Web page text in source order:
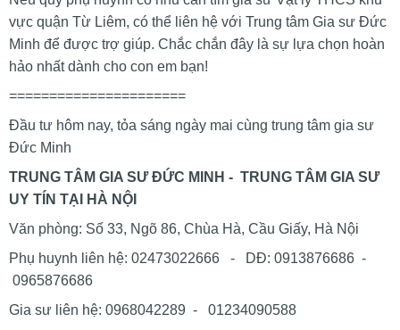
vực quận Từ Liêm, có thể liên hệ với Trung tâm Gia sư Đức
Minh để được trợ giúp. Chắc chắn đây là sự lựa chọn hoàn
hảo nhất dành cho con em bạn!
======================
Đầu tư hôm nay, tỏa sáng ngày mai cùng trung tâm gia sư
Đức Minh
TRUNG TÂM GIA SƯ ĐỨC MINH - TRUNG TÂM GIA SƯ
UY TÍN TẠI HÀ NỘI
Văn phòng: Số 33, Ngõ 86, Chùa Hà, Cầu Giấy, Hà Nội
Phụ huynh liên hệ: 02473022666 - DĐ: 0913876686 -
0965876686
Gia sư liên hệ: 0968042289 - 01234090588